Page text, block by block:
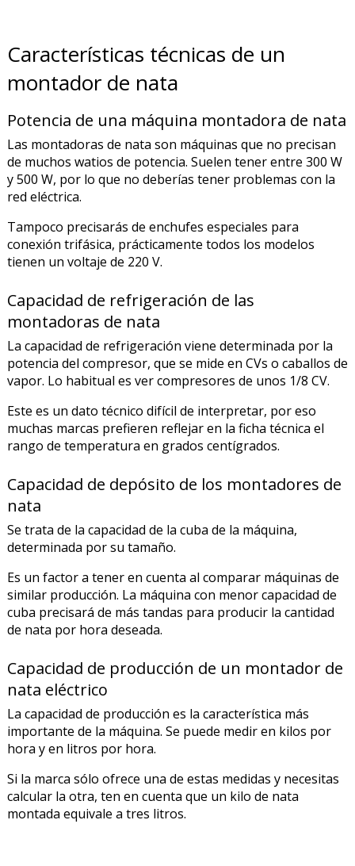
Características técnicas de un
montador de nata
Potencia de una máquina montadora de nata
Las montadoras de nata son máquinas que no precisan
de muchos watios de potencia. Suelen tener entre 300 W
y 500 W, por lo que no deberías tener problemas con la
red eléctrica.
Tampoco precisarás de enchufes especiales para
conexión trifásica, prácticamente todos los modelos
tienen un voltaje de 220 V.
Capacidad de refrigeración de las
montadoras de nata
La capacidad de refrigeración viene determinada por la
potencia del compresor, que se mide en CVs o caballos de
vapor. Lo habitual es ver compresores de unos 1/8 CV.
Este es un dato técnico difícil de interpretar, por eso
muchas marcas prefieren reflejar en la ficha técnica el
rango de temperatura en grados centígrados.
Capacidad de depósito de los montadores de
nata
Se trata de la capacidad de la cuba de la máquina,
determinada por su tamaño.
Es un factor a tener en cuenta al comparar máquinas de
similar producción. La máquina con menor capacidad de
cuba precisará de más tandas para producir la cantidad
de nata por hora deseada.
Capacidad de producción de un montador de
nata eléctrico
La capacidad de producción es la característica más
importante de la máquina. Se puede medir en kilos por
hora y en litros por hora.
Si la marca sólo ofrece una de estas medidas y necesitas
calcular la otra, ten en cuenta que un kilo de nata
montada equivale a tres litros.